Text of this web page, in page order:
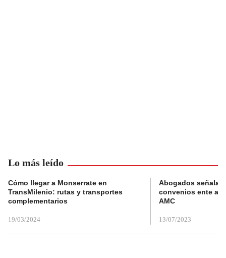
Lo más leído
Cómo llegar a Monserrate en
TransMilenio: rutas y transportes
complementarios
19/03/2024
Abogados
convenios ente
AMC
13/07/2023